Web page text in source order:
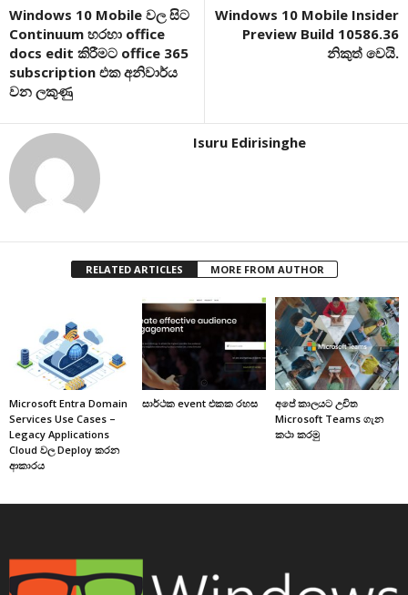
Windows 10 Mobile වල සිට
Continuum හරහා office
docs edit කිරීමට office 365
subscription එක අනිවාර්ය
වන ලකුණු
Windows 10 Mobile Insider
Preview Build 10586.36
නිකුත් වෙයි.
Isuru Edirisinghe
RELATED ARTICLES MORE FROM AUTHOR
Microsoft Entra Domain
Services Use Cases –
Legacy Applications
Cloud වල Deploy කරන
ආකාරය
සාර්ථක event එකක රහස
අපේ කාලයට උචිත
‌Microsoft Teams ගැන
කථා කරමු